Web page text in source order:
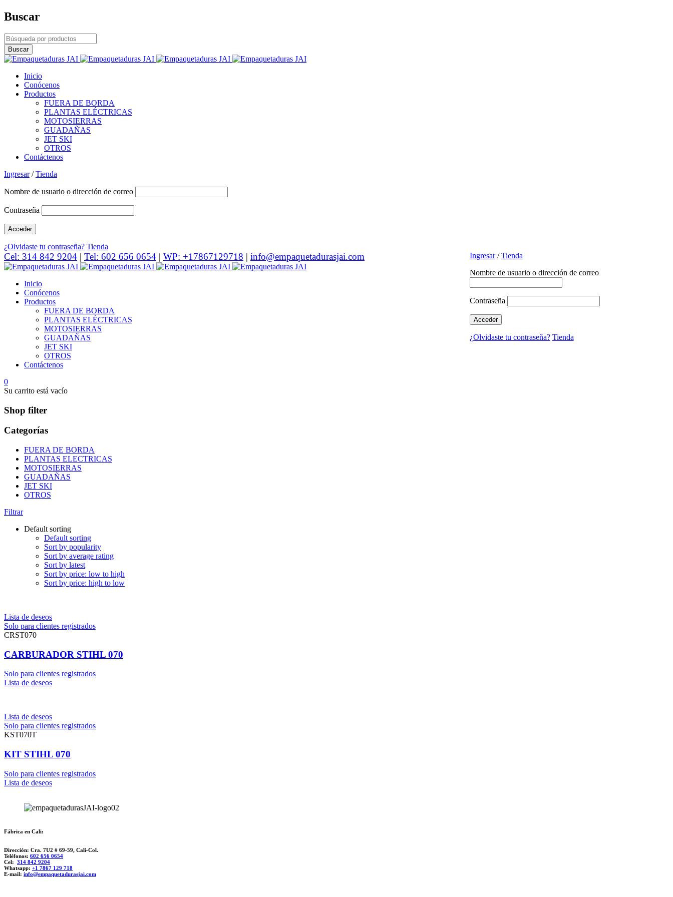
Buscar
Inicio
Conócenos
Productos
FUERA DE BORDA
PLANTAS ELÉCTRICAS
MOTOSIERRAS
GUADAÑAS
JET SKI
OTROS
Contáctenos
Ingresar/Tienda
Nombre de usuario o dirección de correo
Contraseña
¿Olvidaste tu contraseña? Tienda
Cel: 314 842 9204 | Tel: 602 656 0654 | WP: +17867129718 | info@empaquetadurasjai.com Ingresar/Tienda
Nombre de usuario o dirección de correo
Contraseña
¿Olvidaste tu contraseña? Tienda
Inicio
Conócenos
Productos
FUERA DE BORDA
PLANTAS ELÉCTRICAS
MOTOSIERRAS
GUADAÑAS
JET SKI
OTROS
Contáctenos
0
Su carrito está vacío
Shop filter
Categorías
FUERA DE BORDA
PLANTAS ELECTRICAS
MOTOSIERRAS
GUADAÑAS
JET SKI
OTROS
Filtrar
Default sorting
Default sorting
Sort by popularity
Sort by average rating
Sort by latest
Sort by price: low to high
Sort by price: high to low
Lista de deseos
Solo para clientes registrados
CRST070
CARBURADOR STIHL 070
Solo para clientes registrados
Lista de deseos
Lista de deseos
Solo para clientes registrados
KST070T
KIT STIHL 070
Solo para clientes registrados
Lista de deseos
Fábrica en Cali:
Dirección: Cra. 7U2 # 69-59, Cali-Col.
Teléfonos: 602 656 0654
Cel: 314 842 9204
Whatsapp: +1 7867 129 718
E-mail: info@empaquetadurasjai.com